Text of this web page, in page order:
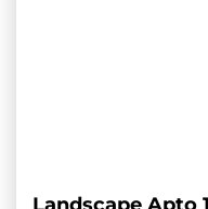
Landscape Apto